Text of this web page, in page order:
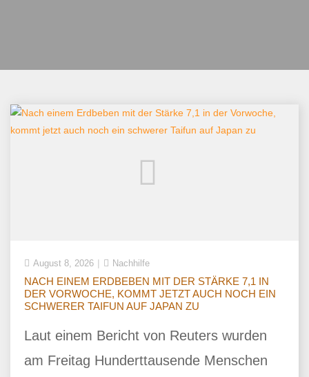
August 8, 2026 Nachhilfe
NACH EINEM ERDBEBEN MIT DER STÄRKE 7,1 IN
DER VORWOCHE, KOMMT JETZT AUCH NOCH EIN
SCHWERER TAIFUN AUF JAPAN ZU
Laut einem Bericht von Reuters wurden
am Freitag Hunderttausende Menschen